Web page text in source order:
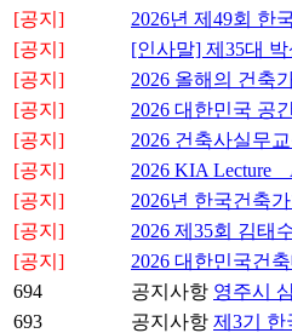
[공지]
2026년 제49회 한
[공지]
[인사말] 제35대
[공지]
2026 올해의 건축
[공지]
2026 대한민국 공
[공지]
2026 건축사실무
[공지]
2026 KIA Lecture
[공지]
2026년 한국건축
[공지]
2026 제35회 김태
[공지]
2026 대한민국건
694
공지사항 영주시
693
공지사항 제3기 한